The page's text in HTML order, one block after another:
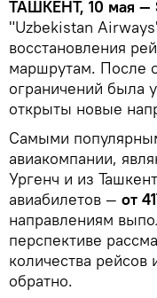
ТАШКЕНТ, 10 мая —
"Uzbekistan
восстановления
маршрутам. После
ограничений была
открыты новые
Самыми
авиакомпании,
Ургенч и из
авиабилетов — от
направлениям
перспективе
количества рейсов
обратно.